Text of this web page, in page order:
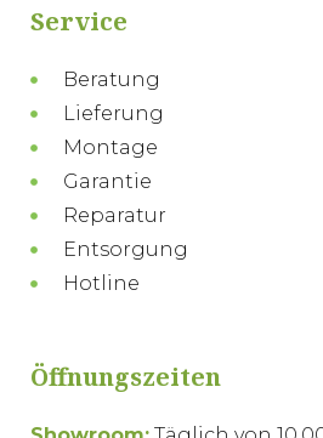
Service
Beratung
Lieferung
Montage
Garantie
Reparatur
Entsorgung
Hotline
Öffnungszeiten